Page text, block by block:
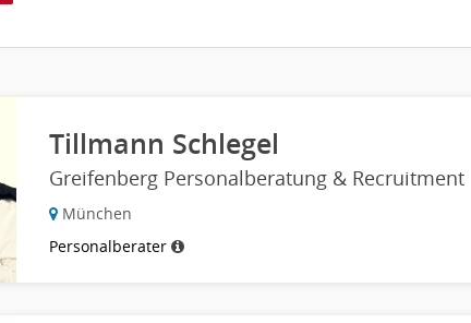
Tillmann Schlegel
Greifenberg Personalberatung & Recruitment
München
Personalberater